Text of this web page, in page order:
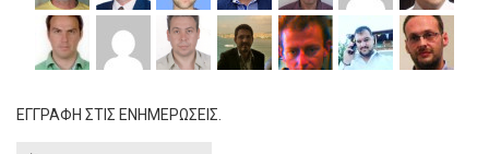
ΕΓΓΡΑΦΗ ΣΤΙΣ ΕΝΗΜΕΡΩΣΕΙΣ.